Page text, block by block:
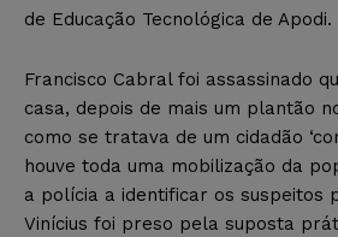
de Educação Tecnológica de Apodi.
Francisco Cabral foi assassinado
casa, depois de mais um plantão
como se tratava de um cidadão
houve toda uma mobilização da
a polícia a identificar os suspeitos
Vinícius foi preso pela suposta